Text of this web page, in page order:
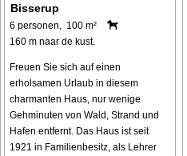
Bisserup
6 personen, 100 m²
160 m naar de kust.
Freuen Sie sich auf einen
erholsamen Urlaub in diesem
charmanten Haus, nur wenige
Gehminuten von Wald, Strand und
Hafen entfernt. Das Haus ist seit
1921 in Familienbesitz, als Lehrer